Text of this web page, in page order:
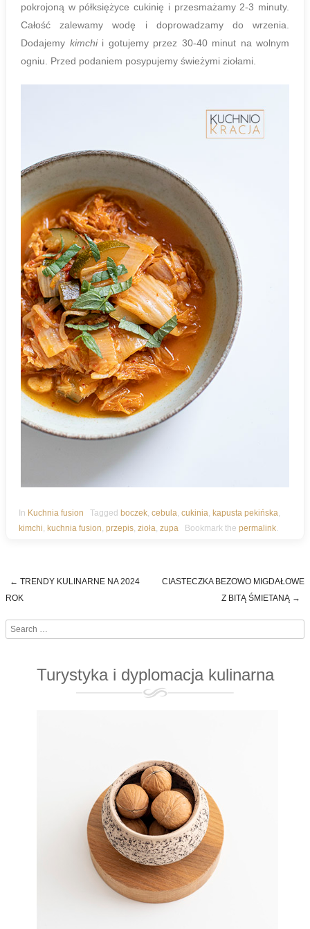
pokrojoną w półksiężyce cukinię i przesmażamy 2-3 minuty.
Całość zalewamy wodę i doprowadzamy do wrzenia.
Dodajemy kimchii gotujemy przez 30-40 minut na wolnym
ogniu. Przed podaniem posypujemy świeżymi ziołami.
In Kuchnia fusion Tagged boczek cebula cukinia kapusta pekińska
kimchi kuchnia fusion przepis zioła zupa Bookmark the permalink
Post navigation
← TRENDY KULINARNE NA 2024
ROK
CIASTECZKA BEZOWO MIGDAŁOWE
Z BITĄ ŚMIETANĄ →
Search
Turystyka i dyplomacja kulinarna